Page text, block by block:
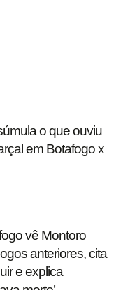
o que ouviu
em Botafogo x
vê Montoro
anteriores, cita
e explica